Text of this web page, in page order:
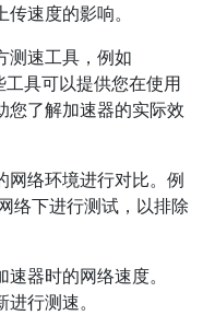
速度的影响。
测速工具，例如
具可以提供您在使用
您了解加速器的实际效
网络环境进行对比。例
络下进行测试，以排除
器时的网络速度。
行测速。